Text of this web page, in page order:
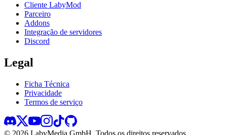
Cliente LabyMod
Parceiro
Addons
Integração de servidores
Discord
Legal
Ficha Técnica
Privacidade
Termos de serviço
© 2026 LabyMedia GmbH. Todos os direitos reservados.